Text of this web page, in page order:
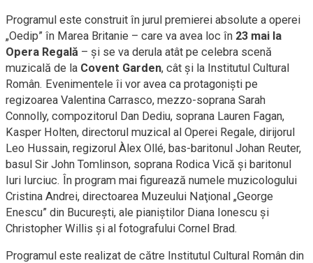
Programul este construit în jurul premierei absolute a operei
„Oedip” în Marea Britanie – care va avea loc în 23 mai la
Opera Regală – și se va derula atât pe celebra scenă
muzicală de la Covent Garden, cât și la Institutul Cultural
Român. Evenimentele îi vor avea ca protagoniști pe
regizoarea Valentina Carrasco, mezzo-soprana Sarah
Connolly, compozitorul Dan Dediu, soprana Lauren Fagan,
Kasper Holten, directorul muzical al Operei Regale, dirijorul
Leo Hussain, regizorul Àlex Ollé, bas-baritonul Johan Reuter,
basul Sir John Tomlinson, soprana Rodica Vică şi baritonul
Iuri Iurciuc. În program mai figurează numele muzicologului
Cristina Andrei, directoarea Muzeului Naţional „George
Enescu” din București, ale pianiștilor Diana Ionescu și
Christopher Willis și al fotografului Cornel Brad.
Programul este realizat de către Institutul Cultural Român din